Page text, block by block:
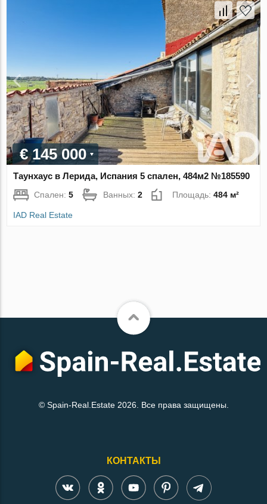
€ 145 000
Таунхаус в Лерида, Испания 5 спален, 484м2 №185590
Спален:5 Ванных:2 Площадь:484 м²
IAD Real Estate
© Spain-Real.Estate 2026. Все права защищены.
КОНТАКТЫ